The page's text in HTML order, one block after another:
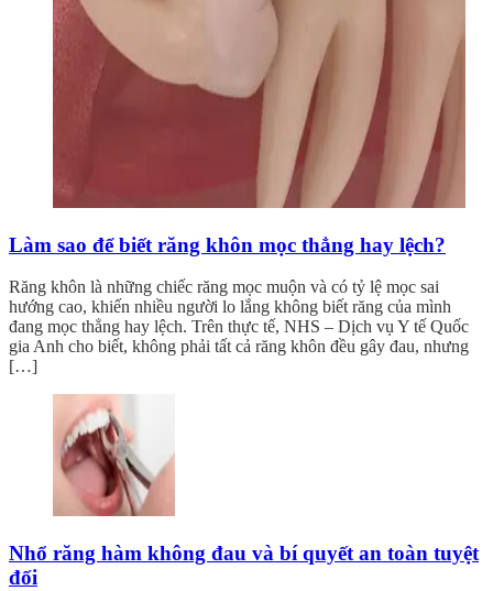
Làm sao để biết răng khôn mọc thẳng hay lệch?
Răng khôn là những chiếc răng mọc muộn và có tỷ lệ mọc sai
hướng cao, khiến nhiều người lo lắng không biết răng của mình
đang mọc thẳng hay lệch. Trên thực tế, NHS – Dịch vụ Y tế Quốc
gia Anh cho biết, không phải tất cả răng khôn đều gây đau, nhưng
[…]
Nhổ răng hàm không đau và bí quyết an toàn tuyệt
đối